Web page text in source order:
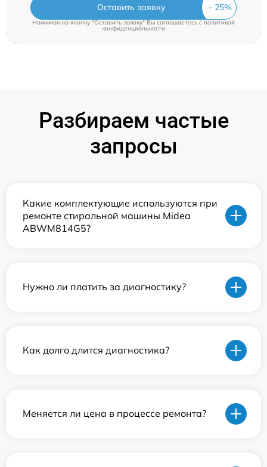
Оставить заявку
Нажимая на кнопку "Оставить заявку" Вы соглашаетесь cполитикой
конфиденциальности
Разбираем частые
запросы
Какие комплектующие используются при
ремонте стиральной машины Midea
ABWM814G5?
Нужно ли платить за диагностику?
Как долго длится диагностика?
Меняется ли цена в процессе ремонта?